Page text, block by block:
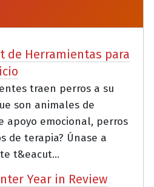
de Herramientas para
traen perros a su
son animales de
apoyo emocional, perros
de terapia? Únase a
t&eacut...
Year in Review